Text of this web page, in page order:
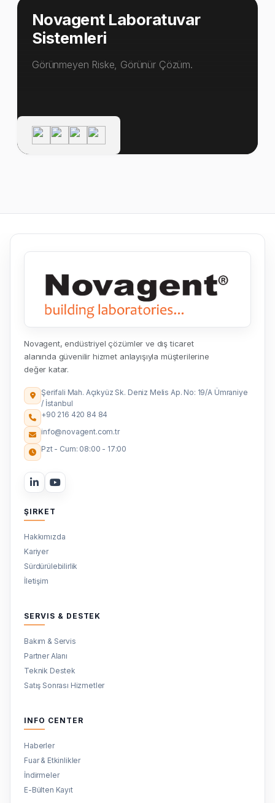
Novagent Laboratuvar
Sistemleri
Görünmeyen Riske, Görünür Çözüm.
Novagent, endüstriyel çözümler ve dış ticaret
alanında güvenilir hizmet anlayışıyla müşterilerine
değer katar.
Şerifali Mah. Açıkyüz Sk. Deniz Melis Ap. No: 19/A Ümraniye
/ İstanbul
+90 216 420 84 84
info@novagent.com.tr
Pzt - Cum: 08:00 - 17:00
ŞIRKET
Hakkımızda
Kariyer
Sürdürülebilirlik
İletişim
SERVIS & DESTEK
Bakım & Servis
Partner Alanı
Teknik Destek
Satış Sonrası Hizmetler
INFO CENTER
Haberler
Fuar & Etkinlikler
İndirmeler
E-Bülten Kayıt